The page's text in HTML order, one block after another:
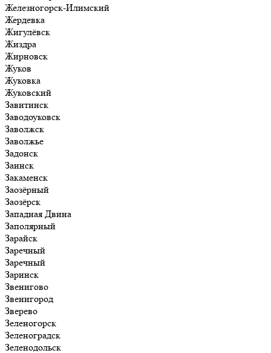
Железногорск-Илимский
Жердевка
Жигулёвск
Жиздра
Жирновск
Жуков
Жуковка
Жуковский
Завитинск
Заводоуковск
Заволжск
Заволжье
Задонск
Заинск
Закаменск
Заозёрный
Заозёрск
Западная Двина
Заполярный
Зарайск
Заречный
Заречный
Заринск
Звенигово
Звенигород
Зверево
Зеленогорск
Зеленоградск
Зеленодольск